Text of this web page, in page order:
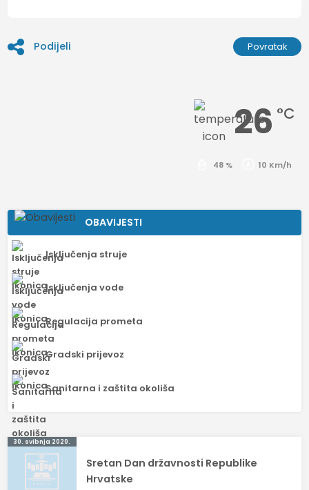
Podijeli Povratak
26 °C
48 % 10 Km/h
OBAVIJESTI
Isključenja struje
Isključenja vode
Regulacija prometa
Gradski prijevoz
Sanitarna i zaštita okoliša
Navigacija
objava
30. svibnja 2020.
Sretan Dan državnosti Republike
Hrvatske